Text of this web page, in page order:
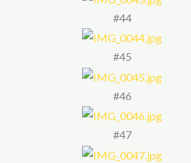
#44
#45
#46
#47